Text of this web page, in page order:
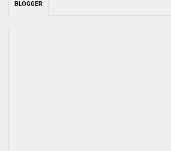
BLOGGER